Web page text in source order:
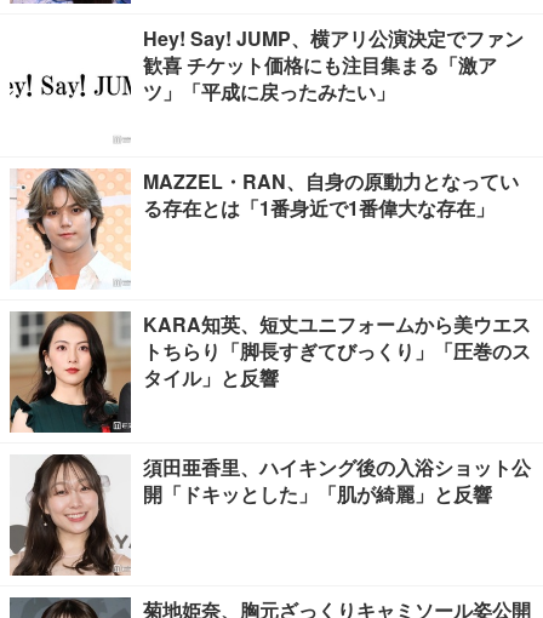
Hey! Say! JUMP、横アリ公演決定でファン
歓喜 チケット価格にも注目集まる「激ア
ツ」「平成に戻ったみたい」
MAZZEL・RAN、自身の原動力となってい
る存在とは「1番身近で1番偉大な存在」
KARA知英、短丈ユニフォームから美ウエス
トちらり「脚長すぎてびっくり」「圧巻のス
タイル」と反響
須田亜香里、ハイキング後の入浴ショット公
開「ドキッとした」「肌が綺麗」と反響
菊地姫奈、胸元ざっくりキャミソール姿公開